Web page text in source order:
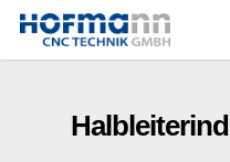
Skip